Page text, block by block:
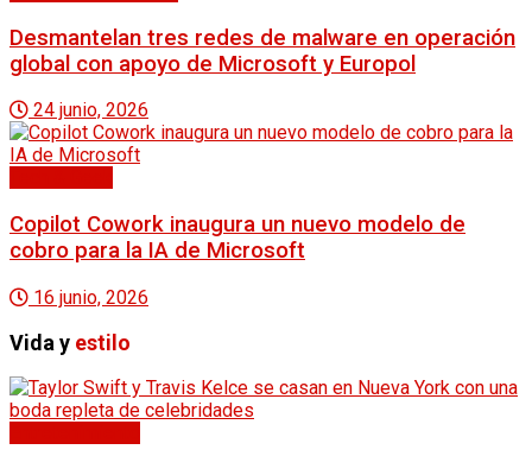
Desmantelan tres redes de malware en operación
global con apoyo de Microsoft y Europol
24 junio, 2026
Copilot Cowork inaugura un nuevo modelo de
cobro para la IA de Microsoft
16 junio, 2026
Vida y estilo